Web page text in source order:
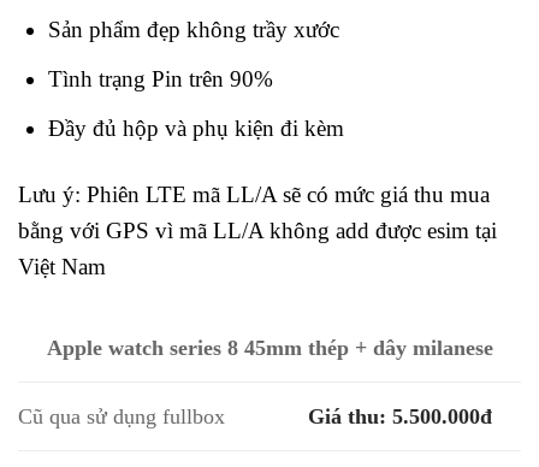
Sản phẩm đẹp không trầy xước
Tình trạng Pin trên 90%
Đầy đủ hộp và phụ kiện đi kèm
Lưu ý: Phiên LTE mã LL/A sẽ có mức giá thu mua
bằng với GPS vì mã LL/A không add được esim tại
Việt Nam
Apple watch series 8 45mm thép + dây milanese
Cũ qua sử dụng fullbox Giá thu: 5.500.000đ